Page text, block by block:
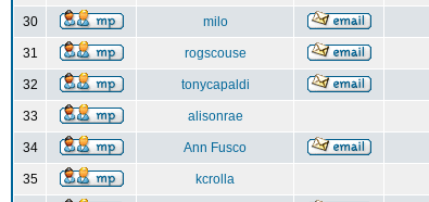
30 milo
31 rogscouse
32 tonycapaldi
33 alisonrae
34 Ann Fusco
35 kcrolla